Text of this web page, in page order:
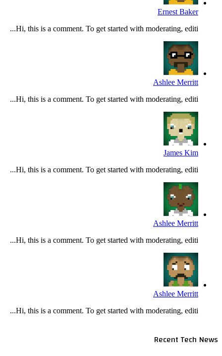
Ernest Baker
Hi, this is a comment. To get started with moderating, editi...
Ashlee Merritt
Hi, this is a comment. To get started with moderating, editi...
James Kim
Hi, this is a comment. To get started with moderating, editi...
Ashlee Merritt
Hi, this is a comment. To get started with moderating, editi...
Ashlee Merritt
Hi, this is a comment. To get started with moderating, editi...
Recent Tech News